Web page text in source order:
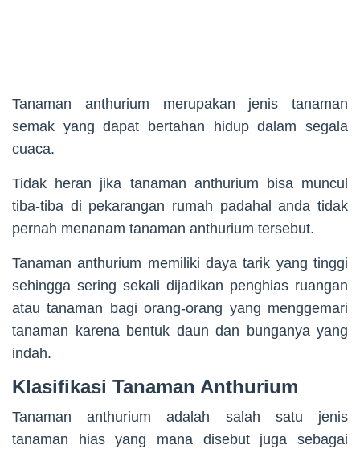
Tanaman anthurium merupakan jenis tanaman
semak yang dapat bertahan hidup dalam segala
cuaca.
Tidak heran jika tanaman anthurium bisa muncul
tiba-tiba di pekarangan rumah padahal anda tidak
pernah menanam tanaman anthurium tersebut.
Tanaman anthurium memiliki daya tarik yang tinggi
sehingga sering sekali dijadikan penghias ruangan
atau tanaman bagi orang-orang yang menggemari
tanaman karena bentuk daun dan bunganya yang
indah.
Klasifikasi Tanaman Anthurium
Tanaman anthurium adalah salah satu jenis
tanaman hias yang mana disebut juga sebagai